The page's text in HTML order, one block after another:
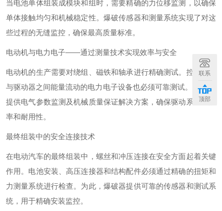
当电池单体组装成模块和组时，需要精确的力位移监测，以确保
单体接触均匀和机械稳定性。爆破传感器和测量系统实现了对这
些过程的无缝监控，确保最高质量标准。
电动机与电力电子——通过测量技术实现效率与安全
电动机的生产需要对绕组、磁铁和轴承进行精确测试。控制电池
与驱动器之间能量流动的电力电子设备也必须可靠测试。Burster
提供电气参数监测及机械质量保证解决方案，确保驱动系统的效
率和耐用性。
最终组装中的安全连接技术
在电动汽车的最终组装中，螺丝和冲压连接在安全方面起着关键
作用。电池安装、高压连接器和结构配件必须通过精确的扭矩和
力测量系统进行检查。为此，爆破器提供可靠的传感器和测试系
统，用于精确安装监控。
联系
顶部